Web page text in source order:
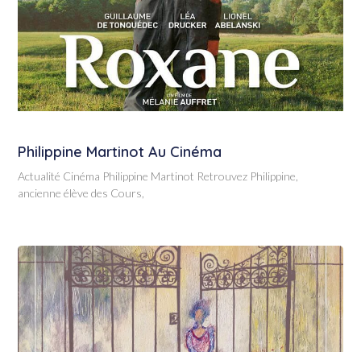
Philippine Martinot Au Cinéma
Actualité Cinéma Philippine Martinot Retrouvez Philippine,
ancienne élève des Cours,